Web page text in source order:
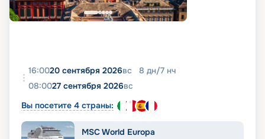
16:0020 сентября 2026вс 8 дн/7 нч
08:0027 сентября 2026вс
Вы посетите 4 страны:
MSC World Europa